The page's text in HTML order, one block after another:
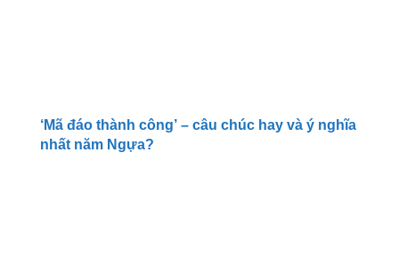
‘Mã đáo thành công’ – câu chúc hay và ý nghĩa
nhất năm Ngựa?